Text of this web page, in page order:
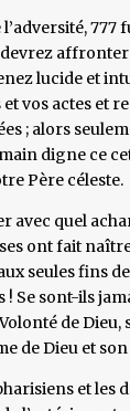
777
lucide et
vos actes et
; alors
digne ce
Père céleste.
avec quel
ont fait
seules fins
Se sont-ils
de Dieu,
de Dieu et
et les